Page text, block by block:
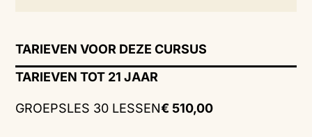
TARIEVEN VOOR DEZE CURSUS
TARIEVEN TOT 21 JAAR
GROEPSLES 30 LESSEN€ 510,00